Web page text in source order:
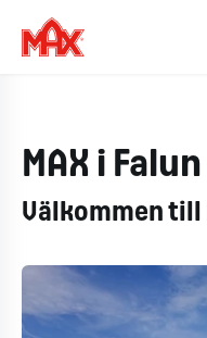
MAX i Falun
Välkommen till